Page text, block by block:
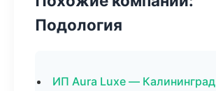
Подология
ИП Aura Luxe — Калининград